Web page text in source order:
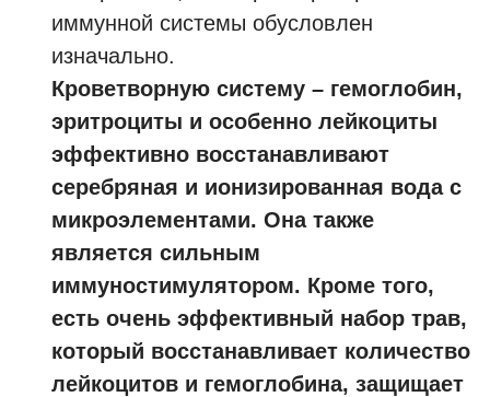
иммунной системы обусловлен
изначально.
Кроветворную систему – гемоглобин,
эритроциты и особенно лейкоциты
эффективно восстанавливают
серебряная и ионизированная вода с
микроэлементами. Она также
является сильным
иммуностимулятором. Кроме того,
есть очень эффективный набор трав,
который восстанавливает количество
лейкоцитов и гемоглобина, защищает